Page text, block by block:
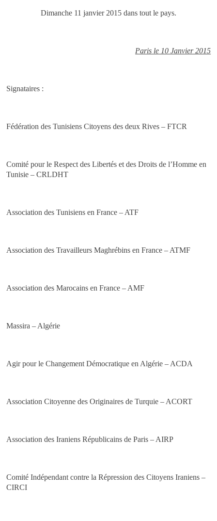
Dimanche 11 janvier 2015 dans tout le pays.
Paris le 10 Janvier 2015
Signataires :
Fédération des Tunisiens Citoyens des deux Rives – FTCR
Comité pour le Respect des Libertés et des Droits de l’Homme en
Tunisie – CRLDHT
Association des Tunisiens en France – ATF
Association des Travailleurs Maghrébins en France – ATMF
Association des Marocains en France – AMF
Massira – Algérie
Agir pour le Changement Démocratique en Algérie – ACDA
Association Citoyenne des Originaires de Turquie – ACORT
Association des Iraniens Républicains de Paris – AIRP
Comité Indépendant contre la Répression des Citoyens Iraniens –
CIRCI